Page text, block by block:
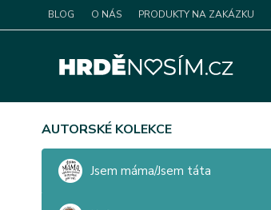
BLOG O NÁS PRODUKTY NA ZAKÁZKU
AUTORSKÉ KOLEKCE
Jsem máma/Jsem táta